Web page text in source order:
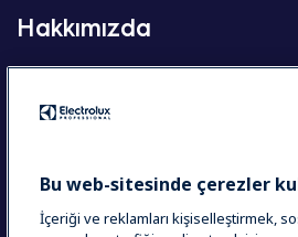
Hakkımızda
Hakkımızda
CoE – Mükemmelik Merkezleri
Bu web-sitesinde çerezler
İçeriği ve reklamları kişiselleştirmek,